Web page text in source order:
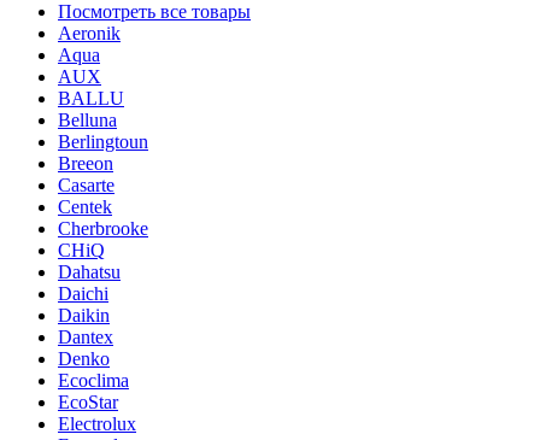
Посмотреть все товары
Aeronik
Aqua
AUX
BALLU
Belluna
Berlingtoun
Breeon
Casarte
Centek
Cherbrooke
CHiQ
Dahatsu
Daichi
Daikin
Dantex
Denko
Ecoclima
EcoStar
Electrolux